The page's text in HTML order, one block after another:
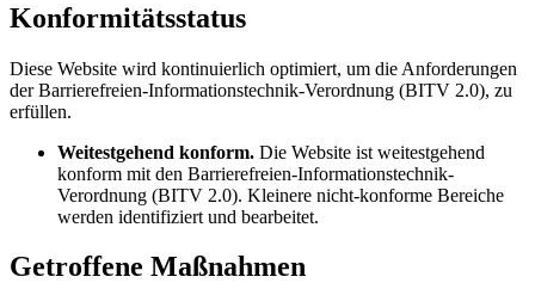
Konformitätsstatus
Diese Website wird kontinuierlich optimiert, um die Anforderungen
der Barrierefreien-Informationstechnik-Verordnung (BITV 2.0), zu
erfüllen.
Weitestgehend konform. Die Website ist weitestgehend
konform mit den Barrierefreien-Informationstechnik-
Verordnung (BITV 2.0). Kleinere nicht-konforme Bereiche
werden identifiziert und bearbeitet.
Getroffene Maßnahmen